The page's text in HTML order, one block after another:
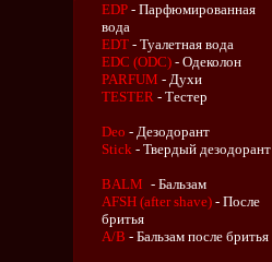
EDP - Парфюмированная
вода
EDT - Туалетная вода
EDC (ODC) - Одеколон
PARFUM - Духи
TESTER - Тестер
Deo - Дезодорант
Stick - Твердый дезодорант
BALM - Бальзам
AFSH (after shave) - После
бритья
A/B - Бальзам после бритья